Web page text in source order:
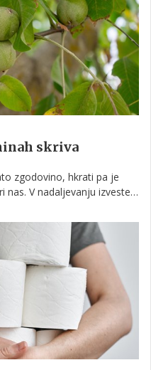
skriva
zgodovino, hkrati pa je
nas. V nadaljevanju izveste